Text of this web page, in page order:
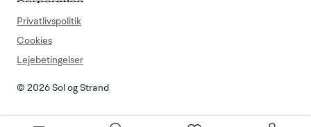
© 2026 Sol og Strand
Privatlivspolitik
Cookies
Lejebetingelser